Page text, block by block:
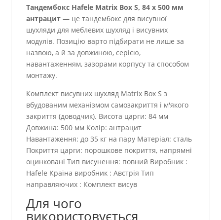
Тандембокс Hafele Matrix Box S, 84 х 500 мм
антрацит — це тандембокс для висувної
шухляди для меблевих шухляд і висувних
модулів. Позицію варто підбирати не лише за
назвою, а й за довжиною, серією,
навантаженням, зазорами корпусу та способом
монтажу.
Комплект висувних шухляд Matrix Box S з
вбудованим механізмом самозакриття і м'якого
закриття (доводчик). Висота царги: 84 мм
Довжина: 500 мм Колір: антрацит
Навантаження: до 35 кг на пару Матеріал: сталь
Покриття царги: порошкове покриття, напрямні
оцинковані Тип висунення: повний Виробник :
Hafele Країна виробник : Австрія Тип
направляючих : Комплект висув
Для чого
використовується